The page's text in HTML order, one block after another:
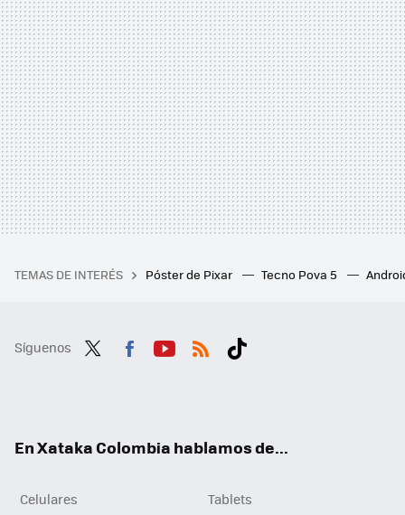
TEMAS DE INTERÉS Póster de Pixar Tecno Pova 5
Síguenos
En Xataka Colombia hablamos de...
Celulares
Tablets